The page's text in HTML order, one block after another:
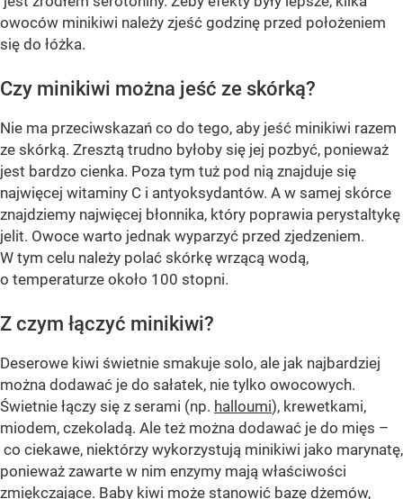
owoców minikiwi należy zjeść godzinę przed położeniem
się do łóżka.
Czy minikiwi można jeść ze skórką?
Nie ma przeciwskazań co do tego, aby jeść minikiwi razem
ze skórką. Zresztą trudno byłoby się jej pozbyć, ponieważ
jest bardzo cienka. Poza tym tuż pod nią znajduje się
najwięcej witaminy C i antyoksydantów. A w samej skórce
znajdziemy najwięcej błonnika, który poprawia perystaltykę
jelit. Owoce warto jednak wyparzyć przed zjedzeniem.
W tym celu należy polać skórkę wrzącą wodą,
o temperaturze około 100 stopni.
Z czym łączyć minikiwi?
Deserowe kiwi świetnie smakuje solo, ale jak najbardziej
można dodawać je do sałatek, nie tylko owocowych.
Świetnie łączy się z serami (np. halloumi), krewetkami,
miodem, czekoladą. Ale też można dodawać je do mięs –
co ciekawe, niektórzy wykorzystują minikiwi jako marynatę,
ponieważ zawarte w nim enzymy mają właściwości
zmiękczające. Baby kiwi może stanowić bazę dżemów,